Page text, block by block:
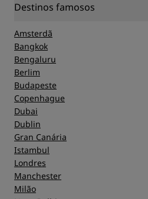
Destinos famosos
Amsterdã
Bangkok
Bengaluru
Berlim
Budapeste
Copenhague
Dubai
Dublin
Gran Canária
Istambul
Londres
Manchester
Milão